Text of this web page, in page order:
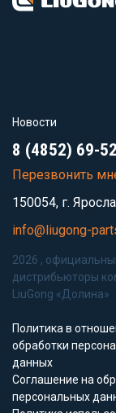
Новости
8 (4852) 69-
Перезвонить
150054, г.
info@liugong-
2026 ,
дистрибьюторы
LiuGong «Долина»
Политика в
обработки
данных
Соглашение на
персональных